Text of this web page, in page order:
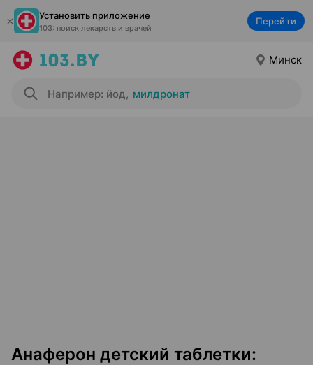
Установить приложение
103: поиск лекарств и врачей
Перейти
Минск
Например: йод, милдронат
Анаферон детский таблетки: